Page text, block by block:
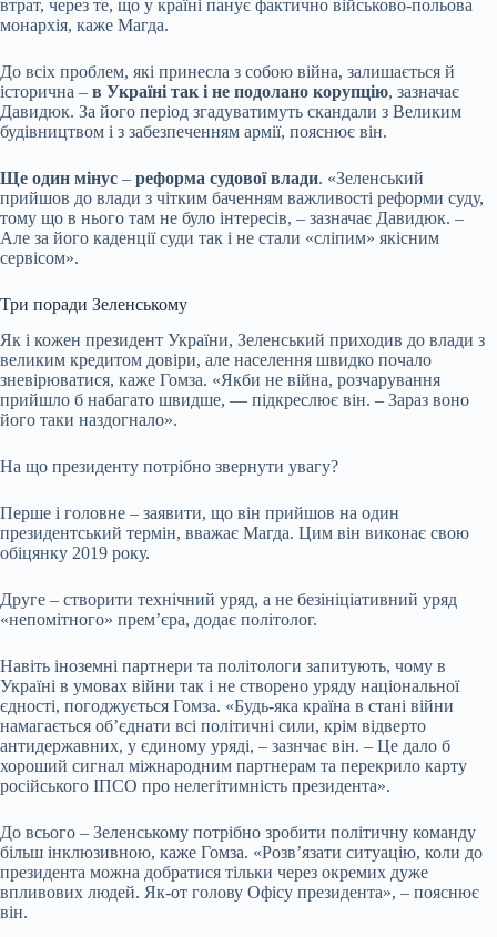
втрат, через те, що у країні панує фактично військово-польова
монархія, каже Магда.
До всіх проблем, які принесла з собою війна, залишається й
історична – в Україні так і не подолано корупцію, зазначає
Давидюк. За його період згадуватимуть скандали з Великим
будівництвом і з забезпеченням армії, пояснює він.
Ще один мінус – реформа судової влади. «Зеленський
прийшов до влади з чітким баченням важливості реформи суду,
тому що в нього там не було інтересів, – зазначає Давидюк. –
Але за його каденції суди так і не стали «сліпим» якісним
сервісом».
Три поради Зеленському
Як і кожен президент України, Зеленський приходив до влади з
великим кредитом довіри, але населення швидко почало
зневірюватися, каже Гомза. «Якби не війна, розчарування
прийшло б набагато швидше, — підкреслює він. – Зараз воно
його таки наздогнало».
На що президенту потрібно звернути увагу?
Перше і головне – заявити, що він прийшов на один
президентський термін, вважає Магда. Цим він виконає свою
обіцянку 2019 року.
Друге – створити технічний уряд, а не безініціативний уряд
«непомітного» премʼєра, додає політолог.
Навіть іноземні партнери та політологи запитують, чому в
Україні в умовах війни так і не створено уряду національної
єдності, погоджується Гомза. «Будь-яка країна в стані війни
намагається обʼєднати всі політичні сили, крім відверто
антидержавних, у єдиному уряді, – зазнчає він. – Це дало б
хороший сигнал міжнародним партнерам та перекрило карту
російського ІПСО про нелегітимність президента».
До всього – Зеленському потрібно зробити політичну команду
більш інклюзивною, каже Гомза. «Розв’язати ситуацію, коли до
президента можна добратися тільки через окремих дуже
впливових людей. Як-от голову Офісу президента», – пояснює
він.